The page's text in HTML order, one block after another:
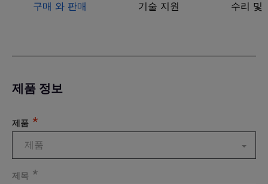
구매 와 판매 기술 지원 수리 및
제품 정보
제품 *
제품
제목 *